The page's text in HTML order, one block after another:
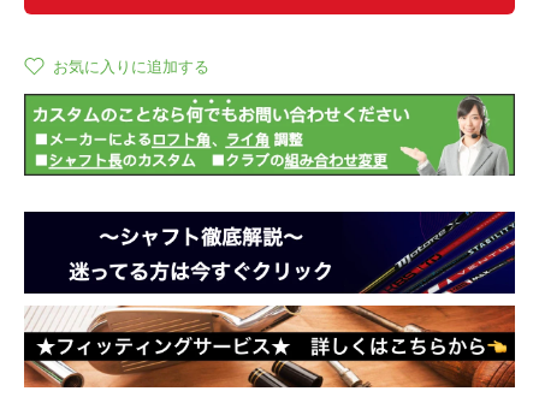
お気に入りに追加する